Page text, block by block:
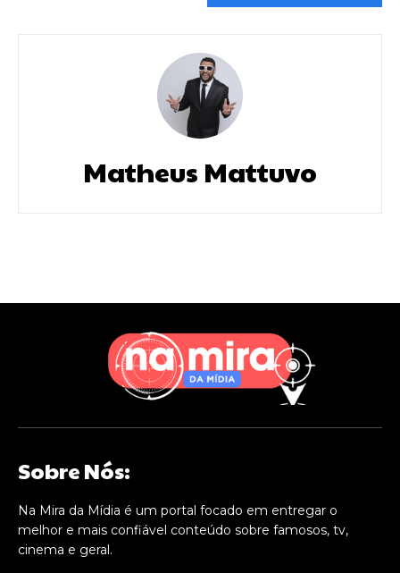
Matheus Mattuvo
Sobre Nós:
Na Mira da Mídia é um portal focado em entregar o
melhor e mais confiável conteúdo sobre famosos, tv,
cinema e geral.